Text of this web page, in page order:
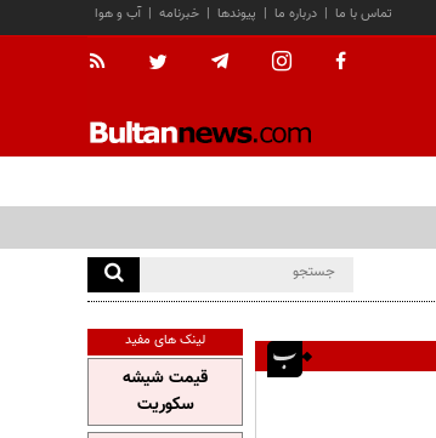
آب و هوا | خبرنامه | پیوندها | درباره ما | تماس با ما
لینک های مفید
قیمت شیشه
سکوریت